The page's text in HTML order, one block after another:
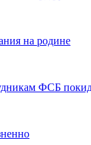
на родине
ФСБ